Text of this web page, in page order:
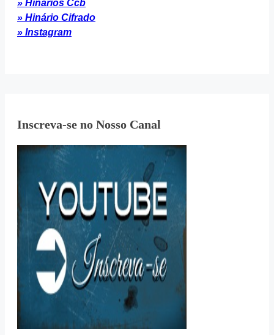
» Hinários Ccb
» Hinário Cifrado
» Instagram
Inscreva-se no Nosso Canal